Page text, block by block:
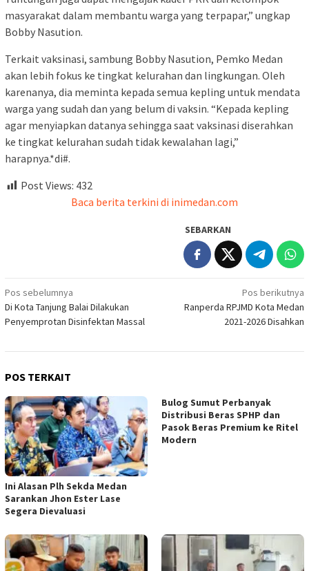
masyarakat dalam membantu warga yang terpapar,” ungkap
Bobby Nasution.
Terkait vaksinasi, sambung Bobby Nasution, Pemko Medan
akan lebih fokus ke tingkat kelurahan dan lingkungan. Oleh
karenanya, dia meminta kepada semua kepling untuk mendata
warga yang sudah dan yang belum di vaksin. “Kepada kepling
agar menyiapkan datanya sehingga saat vaksinasi diserahkan
ke tingkat kelurahan sudah tidak kewalahan lagi,”
harapnya.*di#.
Post Views: 432
Baca berita terkini di inimedan.com
SEBARKAN
Navigasi
pos
Pos sebelumnya
Di Kota Tanjung Balai Dilakukan
Penyemprotan Disinfektan Massal
Pos berikutnya
Ranperda RPJMD Kota Medan
2021-2026 Disahkan
POS TERKAIT
Ini Alasan Plh Sekda Medan
Sarankan Jhon Ester Lase
Segera Dievaluasi
Bulog Sumut Perbanyak
Distribusi Beras SPHP dan
Pasok Beras Premium ke Ritel
Modern